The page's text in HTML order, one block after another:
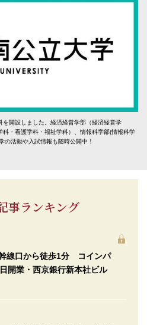
を開設しました。経済経営学部（経済経営学
・看護学科・福祉学科）、情報科学部(情報科学
の活動や入試情報も随時公開中！
事ランキング
幹線口から徒歩1分 コインパ
開業・西京銀行新本社ビル